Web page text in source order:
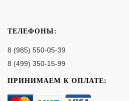
ТЕЛЕФОНЫ:
8 (985) 550-05-39
8 (499) 350-15-99
ПРИНИМАЕМ К ОПЛАТЕ: